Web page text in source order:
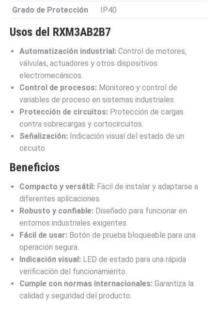
Grado de Protección IP40
Usos del RXM3AB2B7
Automatización industrial: Control de motores,
válvulas, actuadores y otros dispositivos
electromecánicos.
Control de procesos: Monitoreo y control de
variables de proceso en sistemas industriales.
Protección de circuitos: Protección de cargas
contra sobrecargas y cortocircuitos.
Señalización: Indicación visual del estado de un
circuito.
Beneficios
Compacto y versátil: Fácil de instalar y adaptarse a
diferentes aplicaciones.
Robusto y confiable: Diseñado para funcionar en
entornos industriales exigentes.
Fácil de usar: Botón de prueba bloqueable para una
operación segura.
Indicación visual: LED de estado para una rápida
verificación del funcionamiento.
Cumple con normas internacionales: Garantiza la
calidad y seguridad del producto.